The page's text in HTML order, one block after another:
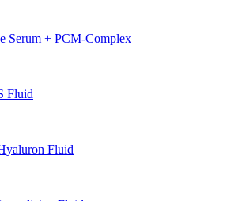
Serum + PCM-Complex
Fluid
Fluid